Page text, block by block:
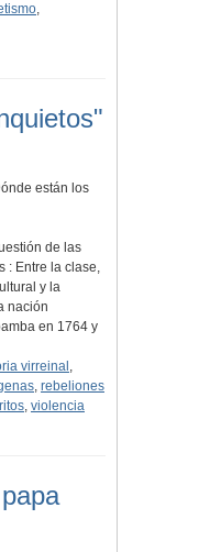
,
están los
de las
: Entre la clase,
y la
nación
en 1764 y
virreinal ,
, rebeliones
ritos, violencia